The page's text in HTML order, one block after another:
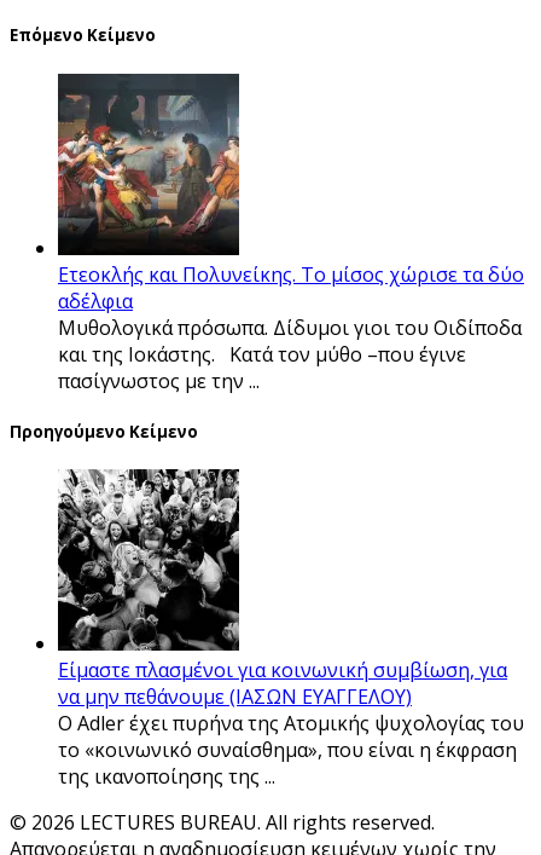
Επόμενο Κείμενο
Ετεοκλής και Πολυνείκης. Το μίσος χώρισε τα δύο
αδέλφια
Μυθολογικά πρόσωπα. Δίδυμοι γιοι του Οιδίποδα
και της Ιοκάστης. Κατά τον μύθο –που έγινε
πασίγνωστος με την ...
Προηγούμενο Κείμενο
Είμαστε πλασμένοι για κοινωνική συμβίωση, για
να μην πεθάνουμε (ΙΑΣΩΝ ΕΥΑΓΓΕΛΟΥ)
Ο Adler έχει πυρήνα της Ατομικής ψυχολογίας του
το «κοινωνικό συναίσθημα», που είναι η έκφραση
της ικανοποίησης της ...
© 2026 LECTURES BUREAU. All rights reserved.
Απαγορεύεται η αναδημοσίευση κειμένων χωρίς την